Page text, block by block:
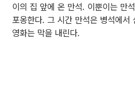
이의 집 앞에 온 만석. 이뿐이는 만
포옹한다. 그 시간 만석은 병석에서
영화는 막을 내린다.